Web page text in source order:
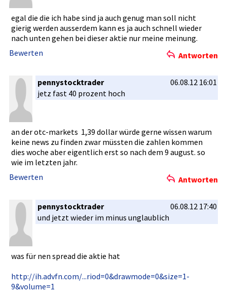
egal die die ich habe sind ja auch genug man soll nicht
gierig werden ausserdem kann es ja auch schnell wieder
nach unten gehen bei dieser aktie nur meine meinung.
Bewerten
Antworten
pennystocktrader
06.08.12 16:01
jetz fast 40 prozent hoch
an der otc-market­s 1,39 dollar würde gerne wissen warum
keine news zu finden zwar müssten die zahlen kommen
dies woche aber eigentlich­ erst so nach dem 9 august. so
wie im letzten jahr.
Bewerten
Antworten
pennystocktrader
06.08.12 17:40
und jetzt wieder im minus unglaublic­h
was für nen spread die aktie hat
http://ih.­advfn.com/­...riod=0&drawmo­de=0&size=1­
9&volume­=1